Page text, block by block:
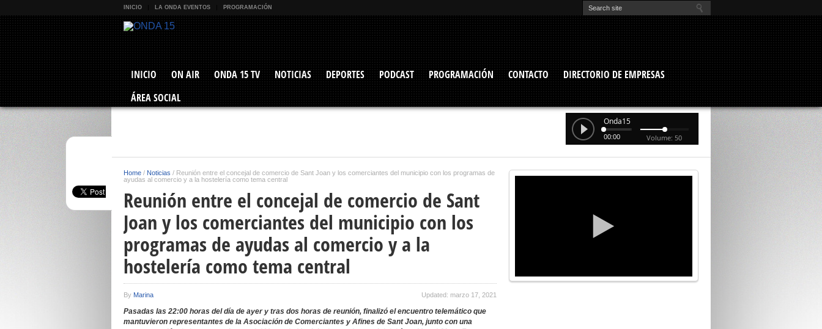
INICIO LA ONDA EVENTOS PROGRAMACIÓN
INICIO ON AIR ONDA 15 TV NOTICIAS DEPORTES PODCAST PROGRAMACIÓN CONTACTO
DIRECTORIO DE EMPRESAS
ÁREA SOCIAL
Onda15
00:00 Volume: 50
Home / Noticias / Reunión entre el concejal de comercio de Sant Joan y los comerciantes del municipio con los programas de
ayudas al comercio y a la hostelería como tema central
Reunión entre el concejal de comercio de Sant
Joan y los comerciantes del municipio con los
programas de ayudas al comercio y a la
hostelería como tema central
By Marina Updated: marzo 17, 2021
Pasadas las 22:00 horas del día de ayer y tras dos horas de reunión, finalizó el encuentro telemático que
mantuvieron representantes de la Asociación de Comerciantes y Afines de Sant Joan, junto con una